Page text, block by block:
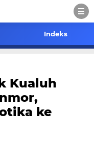
Indeks
Kualuh
ke